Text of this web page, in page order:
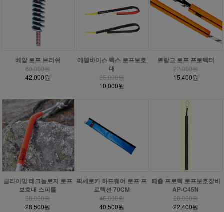
베알 로프 브러쉬
60,000원
42,000원
에델바이스 텍스 로프보호
대
25,000원
10,000원
트랑고 로프 프로텍터
22,000원
15,400원
클라이밍 테크놀로지 로프
보호대 스피롤
38,000원
28,500원
픽세로카 하드웨어 로프 프
로텍션 70CM
45,000원
40,500원
페츨 프로텍 로프보호장비
AP-C45N
28,000원
22,400원